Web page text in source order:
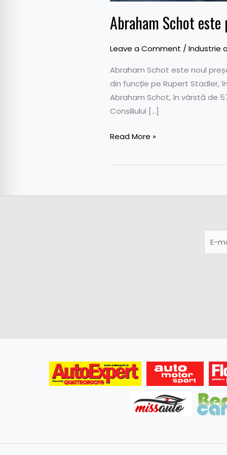
Abraham Schot
Leave a Comment / Industrie
Abraham Schot este noul
din funcție pe Rupert Stadler,
Abraham Schot, în vârstă de
Consiliului […]
Read More »